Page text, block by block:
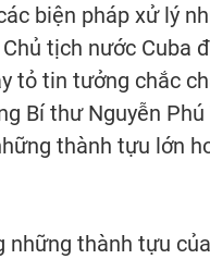
biện pháp xử lý
tịch nước Cuba
tỏ tin tưởng chắc
Bí thư Nguyễn
thành tựu lớn
thành tựu